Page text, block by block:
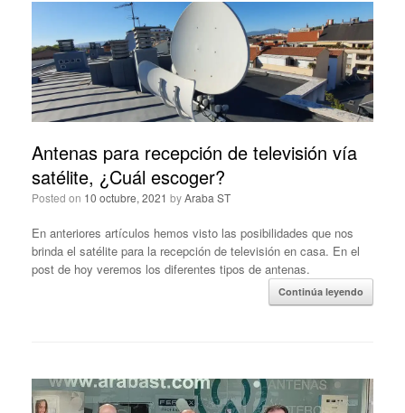
Antenas para recepción de televisión vía
satélite, ¿Cuál escoger?
Posted on 10 octubre, 2021 byAraba ST
En anteriores artículos hemos visto las posibilidades que nos
brinda el satélite para la recepción de televisión en casa. En el
post de hoy veremos los diferentes tipos de antenas.
Continúa leyendo